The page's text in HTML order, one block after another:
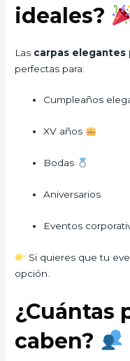
ideales?
Las carpas elegantes
perfectas para:
Cumpleaños
XV años
Bodas
Aniversarios
Eventos
Si quieres que tu
opción.
¿Cuántas
caben?